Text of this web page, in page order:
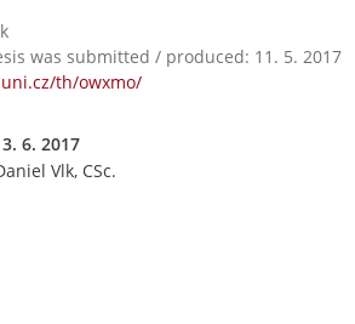
was submitted / produced: 11. 5. 2017
th/owxmo/
6. 2017
Vlk, CSc.